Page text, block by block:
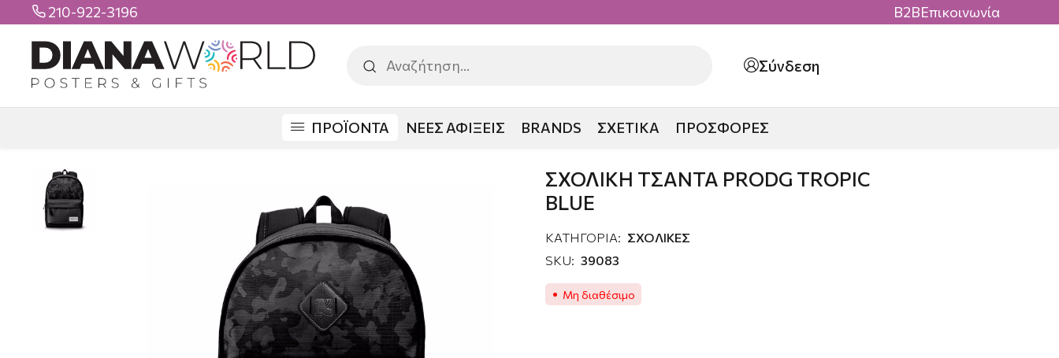
 210-922-3196 B2BΕπικοινωνία
Σύνδεση
ΠΡΟΪΟΝΤΑ ΝΕΕΣ ΑΦΙΞΕΙΣ BRANDS ΣΧΕΤΙΚΑ ΠΡΟΣΦΟΡΕΣ
ΣΧΟΛΙΚΗ ΤΣΑΝΤΑ PRODG TROPIC
BLUE
ΚΑΤΗΓΟΡΙΑ: ΣΧΟΛΙΚΕΣ
SKU: 39083
Μη διαθέσιμο